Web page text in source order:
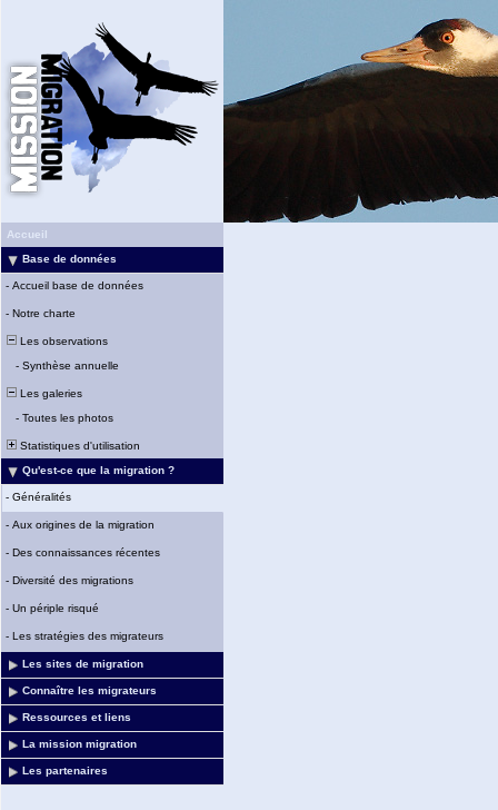
Accueil
Base de données
- Accueil base de données
- Notre charte
Les observations
- Synthèse annuelle
Les galeries
- Toutes les photos
Statistiques d'utilisation
Qu'est-ce que la migration ?
- Généralités
- Aux origines de la migration
- Des connaissances récentes
- Diversité des migrations
- Un périple risqué
- Les stratégies des migrateurs
Les sites de migration
Connaître les migrateurs
Ressources et liens
La mission migration
Les partenaires